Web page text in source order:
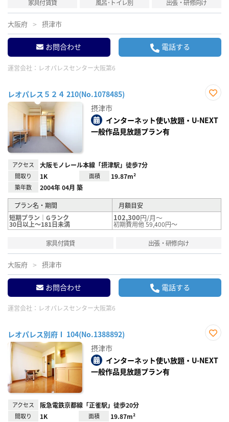
家具付賃貸 風呂･トイレ別 出張・研修向け
大阪府 摂津市
お問合わせ 電話する
運営会社： レオパレスセンター大阪第6
レオパレス５２４ 210(No.1078485)
り登
録
摂津市
インターネット使い放題・U-NEXT
一般作品見放題プラン有
アクセス 大阪モノレール本線「摂津駅」徒歩7分
間取り 1K 面積 19.87m²
築年数 2004年 04月 築
プラン名・期間
月額目安
短期プラン｜Gランク
30日以上～181日未満
102,300円/月～
初期費用他 59,400円～
家具付賃貸 出張・研修向け
大阪府 摂津市
お問合わせ 電話する
運営会社： レオパレスセンター大阪第6
レオパレス別府Ⅰ 104(No.1388892)
り登
録
摂津市
インターネット使い放題・U-NEXT
一般作品見放題プラン有
アクセス 阪急電鉄京都線「正雀駅」徒歩20分
間取り 1K 面積 19.87m²